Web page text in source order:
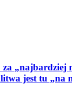
za „najbardziej
jest tu „na